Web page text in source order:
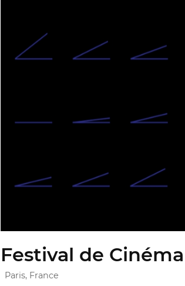
Festival de
Paris, France